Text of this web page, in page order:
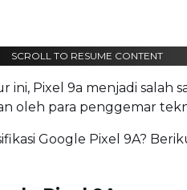
SCROLL TO RESUME CONTENT
ini, Pixel 9a menjadi salah
oleh para penggemar
Google Pixel 9A?